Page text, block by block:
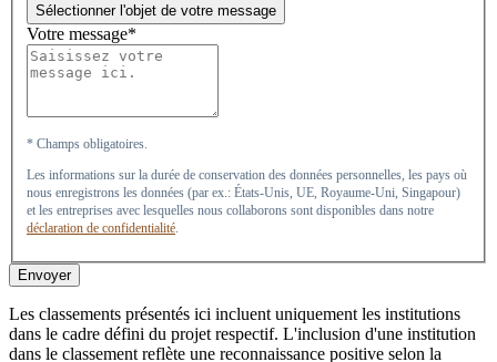
Sélectionner l'objet de votre message
Votre message*
* Champs obligatoires.
Les informations sur la durée de conservation des données personnelles, les pays où
nous enregistrons les données (par ex.: États-Unis, UE, Royaume-Uni, Singapour)
et les entreprises avec lesquelles nous collaborons sont disponibles dans notre
déclaration de confidentialité
Envoyer
Les classements présentés ici incluent uniquement les institutions
dans le cadre défini du projet respectif. L'inclusion d'une institution
dans le classement reflète une reconnaissance positive selon la